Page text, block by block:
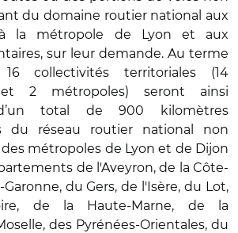
du domaine routier national aux
à la métropole de Lyon et aux
sur leur demande. Au terme
collectivités territoriales (14
et 2 métropoles) seront ainsi
total de 900 kilomètres
du réseau routier national non
des métropoles de Lyon et de Dijon
de l'Aveyron, de la Côte-
du Gers, de l'Isère, du Lot,
de la Haute-Marne, de la
des Pyrénées-Orientales, du